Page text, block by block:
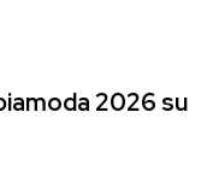
2026 su